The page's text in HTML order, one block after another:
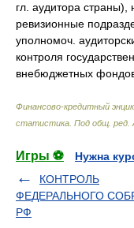
гл. аудитора страны),
ревизионные
уполномоч.
контроля
внебюджетных
Финансово-кредитный
статистика Под общ. ред.
Игры ⚽
Нужна
КОНТРОЛЬ
ФЕДЕРАЛЬНОГО
РФ